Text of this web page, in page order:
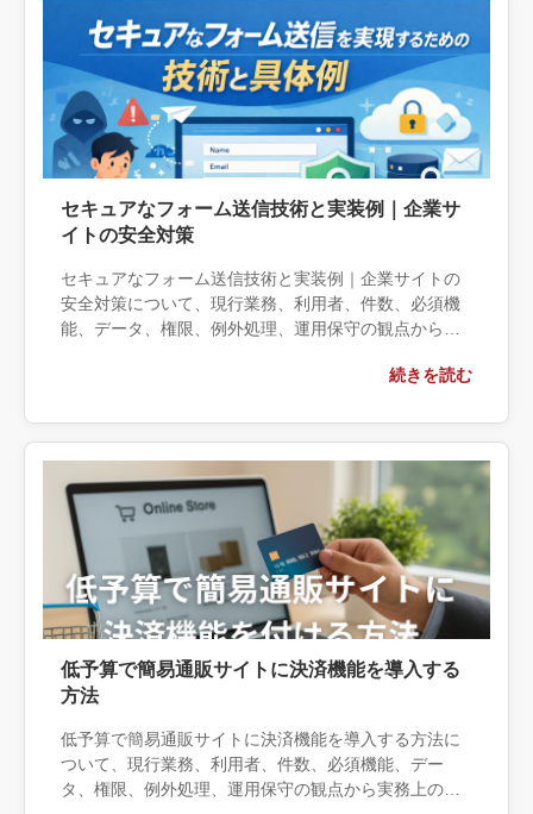
セキュアなフォーム送信技術と実装例｜企業サ
イトの安全対策
セキュアなフォーム送信技術と実装例｜企業サイトの
安全対策について、現行業務、利用者、件数、必須機
能、データ、権限、例外処理、運用保守の観点から実
と外部へ相談する条件、相談前に用意する情報、依頼
続きを読む
低予算で簡易通販サイトに決済機能を導入する
方法
低予算で簡易通販サイトに決済機能を導入する方法に
ついて、現行業務、利用者、件数、必須機能、デー
タ、権限、例外処理、運用保守の観点から実務上の判